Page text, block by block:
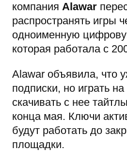
компания Alawar
распространять игры
одноименную
которая работала с
Alawar объявила, что
подписки, но играть
скачивать с нее
конца мая. Ключи
будут работать до
площадки.